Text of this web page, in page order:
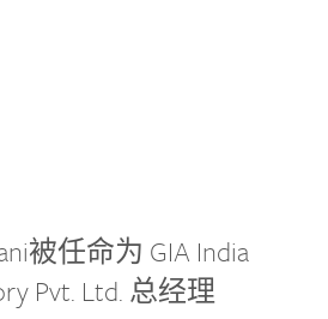
被任命为 GIA India
Pvt. Ltd. 总经理